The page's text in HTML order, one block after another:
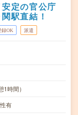
定の官公庁
駅直結！
録OK 派遣
時間）
有